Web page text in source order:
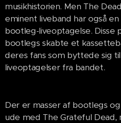
musikhistorien. Men The
eminent liveband har også
bootleg-liveoptagelse. Disse
bootlegs skabte et
deres fans som byttede sig
liveoptagelser fra bandet.
Der er masser af bootlegs
ude med The Grateful